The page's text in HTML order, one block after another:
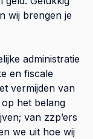
wij brengen je
administratie
en fiscale
vermijden van
het belang
van zzp’ers
we uit hoe wij